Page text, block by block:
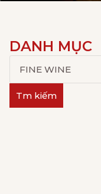
DANH MỤC
Tm kiếm